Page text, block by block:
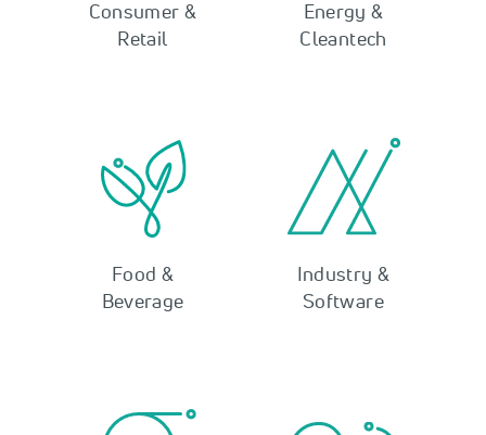
Consumer &
Retail
Energy &
Cleantech
Food &
Beverage
Industry &
Software